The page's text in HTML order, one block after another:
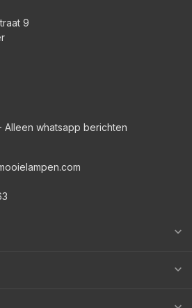
9
Alleen whatsapp berichten